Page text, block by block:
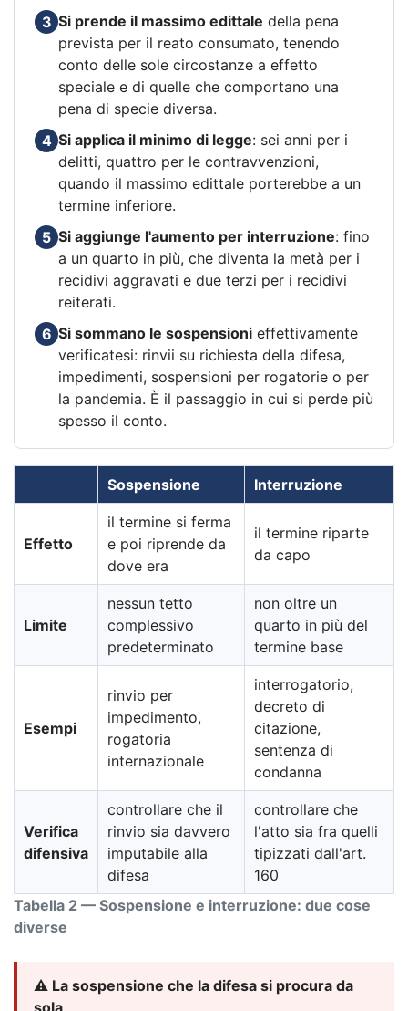
3 Si prende il massimo edittale della pena
prevista per il reato consumato, tenendo
conto delle sole circostanze a effetto
speciale e di quelle che comportano una
pena di specie diversa.
4 Si applica il minimo di legge: sei anni per i
delitti, quattro per le contravvenzioni,
quando il massimo edittale porterebbe a un
termine inferiore.
5 Si aggiunge l'aumento per interruzione: fino
a un quarto in più, che diventa la metà per i
recidivi aggravati e due terzi per i recidivi
reiterati.
6 Si sommano le sospensioni effettivamente
verificatesi: rinvii su richiesta della difesa,
impedimenti, sospensioni per rogatorie o per
la pandemia. È il passaggio in cui si perde più
spesso il conto.
Tabella 2 — Sospensione e interruzione: due cose
diverse
Sospensione Interruzione
Effetto
il termine si ferma
e poi riprende da
dove era
il termine riparte
da capo
Limite
nessun tetto
complessivo
predeterminato
non oltre un
quarto in più del
termine base
Esempi
rinvio per
impedimento,
rogatoria
internazionale
interrogatorio,
decreto di
citazione,
sentenza di
condanna
Verifica
difensiva
controllare che il
rinvio sia davvero
imputabile alla
difesa
controllare che
l'atto sia fra quelli
tipizzati dall'art.
160
⚠️ La sospensione che la difesa si procura da
sola